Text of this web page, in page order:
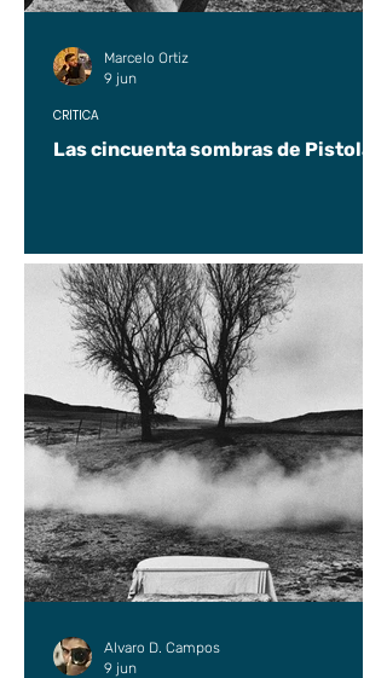
Las cincuenta sombras de Pistolas
CRÍTICA
Marcelo Ortiz
9 jun
Alvaro D. Campos
9 jun